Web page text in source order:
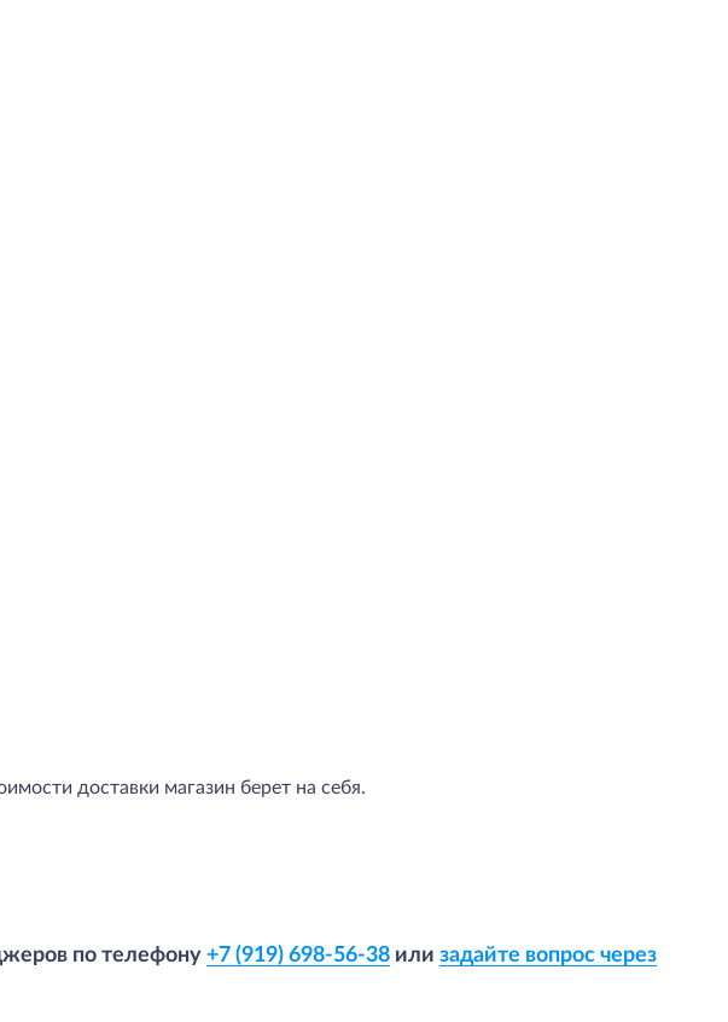
доставки магазин берет на себя.
по телефону +7 (919) 698-56-38 или задайте вопрос через